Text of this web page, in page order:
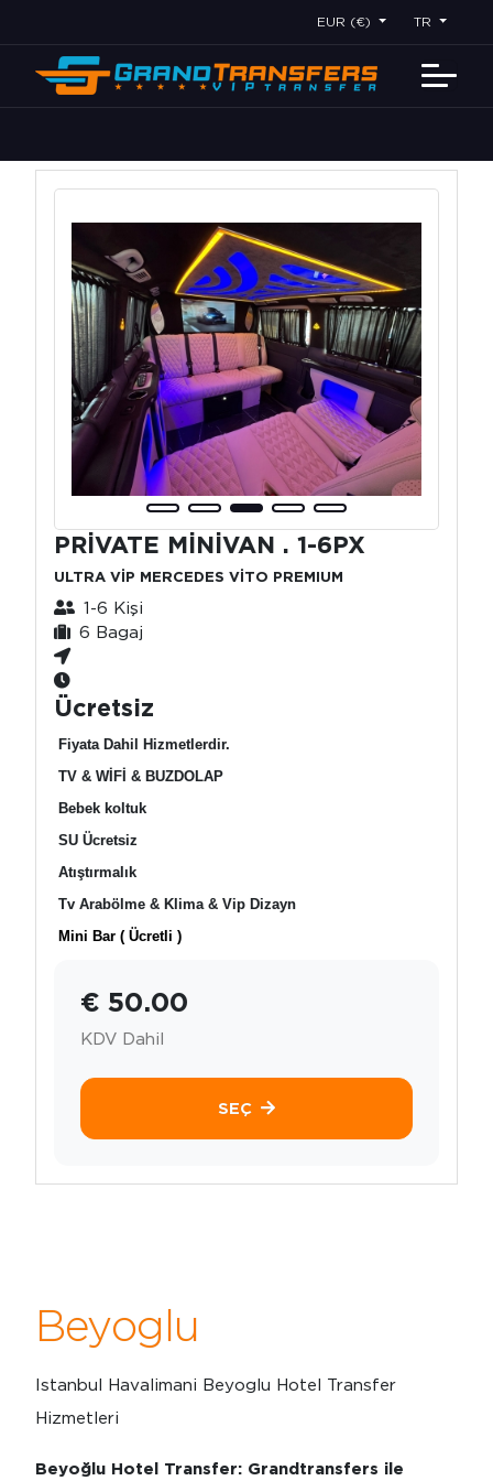
EUR (€) TR
PRİVATE MİNİVAN . 1-6PX
ULTRA VİP MERCEDES VİTO PREMIUM
1-6 Kişi
6 Bagaj
Ücretsiz
Fiyata Dahil Hizmetlerdir.
TV & WİFİ & BUZDOLAP
Bebek koltuk
SU Ücretsiz
Atıştırmalık
Tv Arabölme & Klima & Vip Dizayn
Mini Bar ( Ücretli )
€ 50.00
KDV Dahil
SEÇ
Beyoglu
Istanbul Havalimani Beyoglu Hotel Transfer
Hizmetleri
Beyoğlu Hotel Transfer: Grandtransfers ile